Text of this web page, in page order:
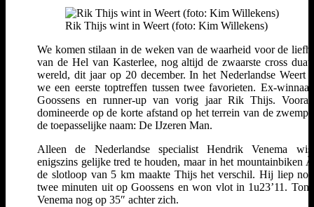
Rik Thijs wint in Weert (foto: Kim Willekens)
We komen stilaan in de weken van de waarheid voor de
van de Hel van Kasterlee, nog altijd de zwaarste cross
wereld, dit jaar op 20 december. In het Nederlandse Weert
we een eerste toptreffen tussen twee favorieten. Ex-
Goossens en runner-up van vorig jaar Rik Thijs.
domineerde op de korte afstand op het terrein van de
de toepasselijke naam: De IJzeren Man.
Alleen de Nederlandse specialist Hendrik Venema
enigszins gelijke tred te houden, maar in het mountainbiken
de slotloop van 5 km maakte Thijs het verschil. Hij liep
twee minuten uit op Goossens en won vlot in 1u23’11.
Venema nog op 35″ achter zich.